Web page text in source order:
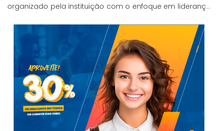
organizado pela instituição com o enfoque em liderança